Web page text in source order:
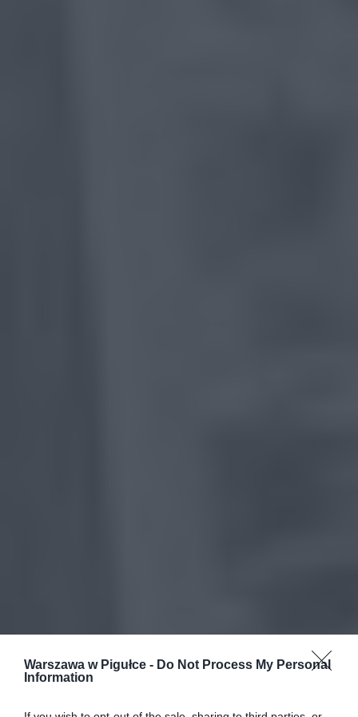
Warszawa w Pigułce - Do Not Process My Personal
Information